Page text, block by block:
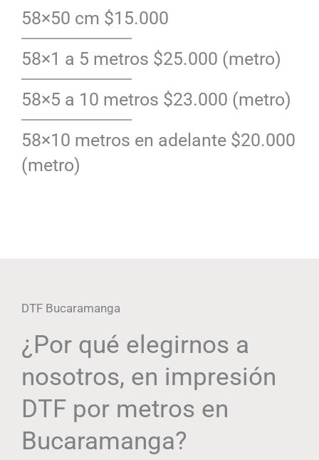
58×50 cm $15.000
58×1 a 5 metros $25.000 (metro)
58×5 a 10 metros $23.000 (metro)
58×10 metros en adelante $20.000
(metro)
DTF Bucaramanga
¿Por qué elegirnos a
nosotros, en impresión
DTF por metros en
Bucaramanga?